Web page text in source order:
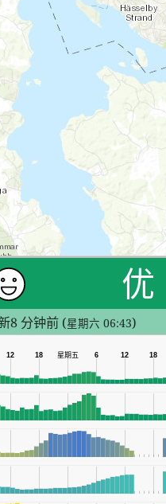
优
8 分钟前 (星期六 06:43)
18
12
6
星期五
18
12